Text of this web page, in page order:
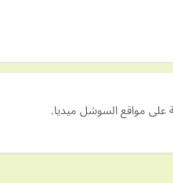
على مواقع السوشل ميديا.